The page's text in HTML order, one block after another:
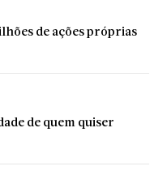
de ações próprias
de quem quiser